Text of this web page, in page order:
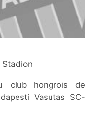
Stadion
club hongrois de
Vasutas SC-